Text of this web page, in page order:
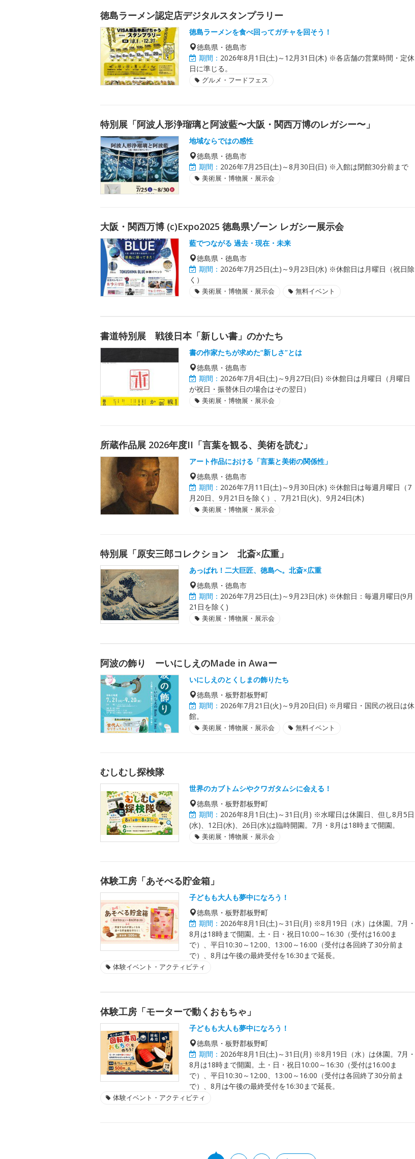
徳島ラーメン認定店デジタルスタンプラリー
徳島ラーメンを食べ回ってガチャを回そう！
徳島県・徳島市
期間： 2026年8月1日(土)～12月31日(木) ※各店舗の営業時間・定休
日に準じる。
グルメ・フードフェス
特別展「阿波人形浄瑠璃と阿波藍〜大阪・関西万博のレガシー〜」
地域ならではの感性
徳島県・徳島市
期間： 2026年7月25日(土)～8月30日(日) ※入館は閉館30分前まで
美術展・博物展・展示会
大阪・関西万博 (c)Expo2025 徳島県ゾーン レガシー展示会
藍でつながる 過去・現在・未来
徳島県・徳島市
期間： 2026年7月25日(土)～9月23日(水) ※休館日は月曜日（祝日除
く）
美術展・博物展・展示会 無料イベント
書道特別展 戦後日本「新しい書」のかたち
書の作家たちが求めた“新しさ”とは
徳島県・徳島市
期間： 2026年7月4日(土)～9月27日(日) ※休館日は月曜日（月曜日
が祝日・振替休日の場合はその翌日）
美術展・博物展・展示会
所蔵作品展 2026年度II「言葉を観る、美術を読む」
アート作品における「言葉と美術の関係性」
徳島県・徳島市
期間： 2026年7月11日(土)～9月30日(水) ※休館日は毎週月曜日（7
月20日、9月21日を除く）、7月21日(火)、9月24日(木)
美術展・博物展・展示会
特別展「原安三郎コレクション 北斎×広重」
あっぱれ！二大巨匠、徳島へ。北斎×広重
徳島県・徳島市
期間： 2026年7月25日(土)～9月23日(水) ※休館日：毎週月曜日(9月
21日を除く)
美術展・博物展・展示会
阿波の飾り ーいにしえのMade in Awaー
いにしえのとくしまの飾りたち
徳島県・板野郡板野町
期間： 2026年7月21日(火)～9月20日(日) ※月曜日・国民の祝日は休
館。
美術展・博物展・展示会 無料イベント
むしむし探検隊
世界のカブトムシやクワガタムシに会える！
徳島県・板野郡板野町
期間： 2026年8月1日(土)～31日(月) ※水曜日は休園日、但し8月5日
(水)、12日(水)、26日(水)は臨時開園。7月・8月は18時まで開園。
美術展・博物展・展示会
体験工房「あそべる貯金箱」
子どもも大人も夢中になろう！
徳島県・板野郡板野町
期間： 2026年8月1日(土)～31日(月) ※8月19日（水）は休園。7月・
8月は18時まで開園。土・日・祝日10:00～16:30（受付は16:00ま
で）、平日10:30～12:00、13:00～16:00（受付は各回終了30分前ま
で）、8月は午後の最終受付を16:30まで延長。
体験イベント・アクティビティ
体験工房「モーターで動くおもちゃ」
子どもも大人も夢中になろう！
徳島県・板野郡板野町
期間： 2026年8月1日(土)～31日(月) ※8月19日（水）は休園。7月・
8月は18時まで開園。土・日・祝日10:00～16:30（受付は16:00ま
で）、平日10:30～12:00、13:00～16:00（受付は各回終了30分前ま
で）、8月は午後の最終受付を16:30まで延長。
体験イベント・アクティビティ